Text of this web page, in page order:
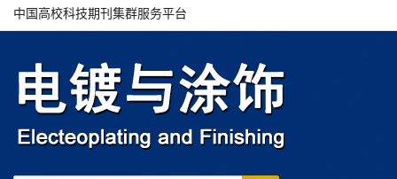
中国高校科技期刊集群服务平台